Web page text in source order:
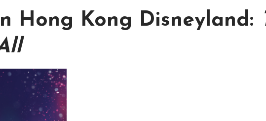
Hong Kong Disneyland: